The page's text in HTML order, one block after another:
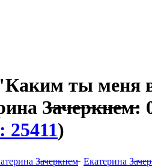
ты меня
З̶а̶ч̶е̶р̶к̶н̶е̶м̶:
25411)
Екатерина